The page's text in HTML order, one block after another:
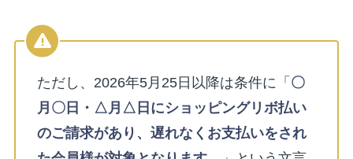
ただし、2026年5月25日以降は条件に「 〇
月〇日・△月△日にショッピングリボ払い
のご請求があり、遅れなくお支払いをされ